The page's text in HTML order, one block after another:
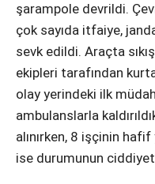
şarampole devrildi.
çok sayıda itfaiye,
sevk edildi. Araçta
ekipleri tarafından
olay yerindeki ilk
ambulanslarla
alınırken, 8 işçinin
ise durumunun